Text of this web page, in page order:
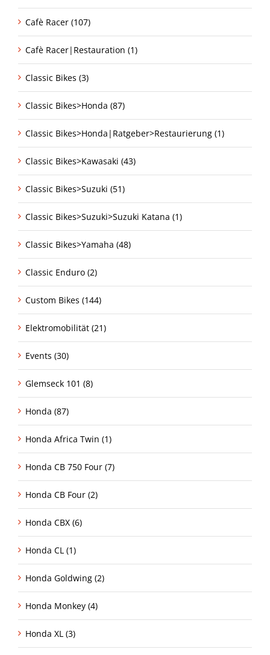
Cafè Racer (107)
Cafè Racer|Restauration (1)
Classic Bikes (3)
Classic Bikes>Honda (87)
Classic Bikes>Honda|Ratgeber>Restaurierung (1)
Classic Bikes>Kawasaki (43)
Classic Bikes>Suzuki (51)
Classic Bikes>Suzuki>Suzuki Katana (1)
Classic Bikes>Yamaha (48)
Classic Enduro (2)
Custom Bikes (144)
Elektromobilität (21)
Events (30)
Glemseck 101 (8)
Honda (87)
Honda Africa Twin (1)
Honda CB 750 Four (7)
Honda CB Four (2)
Honda CBX (6)
Honda CL (1)
Honda Goldwing (2)
Honda Monkey (4)
Honda XL (3)